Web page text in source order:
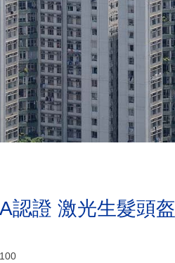
認證 激光生髮頭盔